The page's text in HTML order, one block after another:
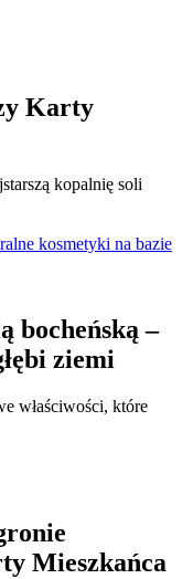
Karty
kopalnię soli
bocheńską –
ziemi
właściwości, które
Mieszkańca